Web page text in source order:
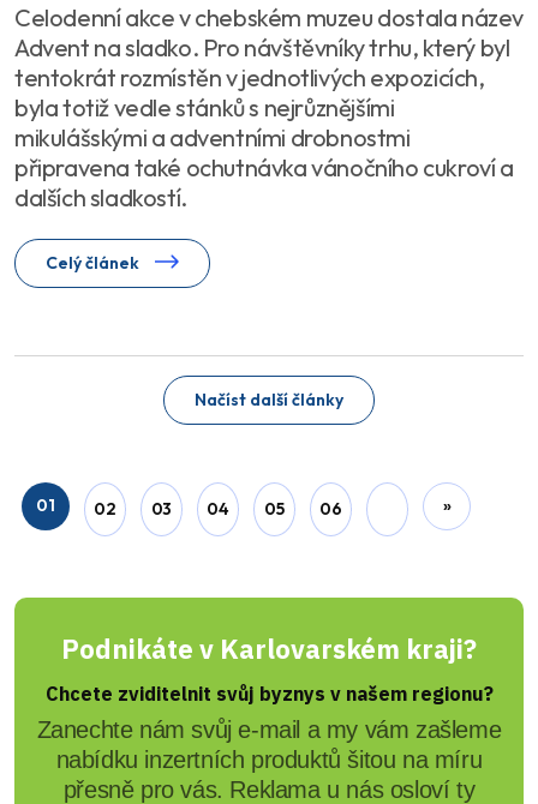
Celodenní akce v chebském muzeu dostala název
Advent na sladko. Pro návštěvníky trhu, který byl
tentokrát rozmístěn v jednotlivých expozicích,
byla totiž vedle stánků s nejrůznějšími
mikulášskými a adventními drobnostmi
připravena také ochutnávka vánočního cukroví a
dalších sladkostí.
Celý článek
Načíst další články
01 02 03 04 05 06 »
Podnikáte v Karlovarském kraji?
Chcete zviditelnit svůj byznys v našem regionu?
Zanechte nám svůj e-mail a my vám zašleme
nabídku inzertních produktů šitou na míru
přesně pro vás. Reklama u nás osloví ty